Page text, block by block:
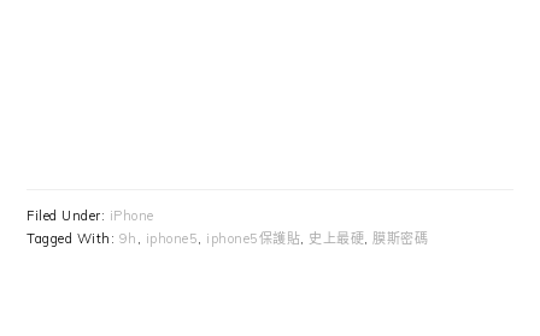
Filed Under: iPhone
Tagged With: 9h , iphone5, iphone5保護貼, 史上最硬,膜斯密碼